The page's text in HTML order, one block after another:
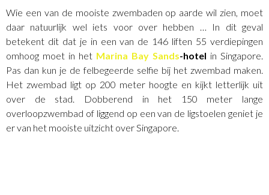
Wie een van de mooiste zwembaden op aarde wil zien, moet
daar natuurlijk wel iets voor over hebben … In dit geval
betekent dit dat je in een van de 146 liften 55 verdiepingen
omhoog moet in het Marina Bay Sands-hotel in Singapore.
Pas dan kun je de felbegeerde selfie bij het zwembad maken.
Het zwembad ligt op 200 meter hoogte en kijkt letterlijk uit
over de stad. Dobberend in het 150 meter lange
overloopzwembad of liggend op een van de ligstoelen geniet je
er van het mooiste uitzicht over Singapore.